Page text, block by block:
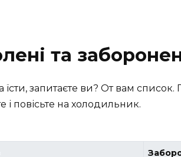
та
запитаєте ви? От вам список.
і повісьте на холодильник.